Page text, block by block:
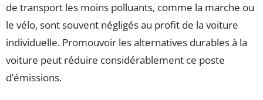
de transport les moins polluants, comme la marche ou
le vélo, sont souvent négligés au profit de la voiture
individuelle. Promouvoir les alternatives durables à la
voiture peut réduire considérablement ce poste
d’émissions.